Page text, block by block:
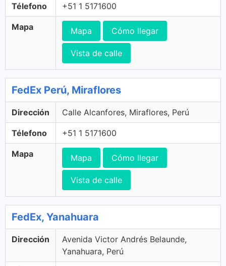
Télefono +51 1 5171600
Mapa Mapa Cómo llegar
Vista de calle
FedEx Perú, Miraflores
Dirección Calle Alcanfores, Miraflores, Perú
Télefono +51 1 5171600
Mapa Mapa Cómo llegar
Vista de calle
FedEx, Yanahuara
Dirección
Avenida Victor Andrés Belaunde,
Yanahuara, Perú